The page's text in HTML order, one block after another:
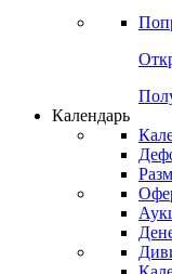
Календарь